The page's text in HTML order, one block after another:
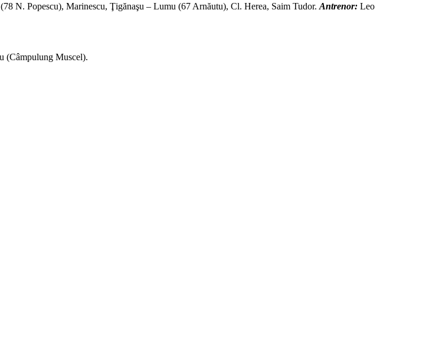
N. Popescu), Marinescu, Ţigănaşu – Lumu (67 Arnăutu), Cl. Herea, Saim Tudor. Antrenor: Leo
(Câmpulung Muscel).